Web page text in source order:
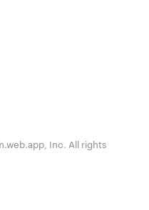
Inc. All rights